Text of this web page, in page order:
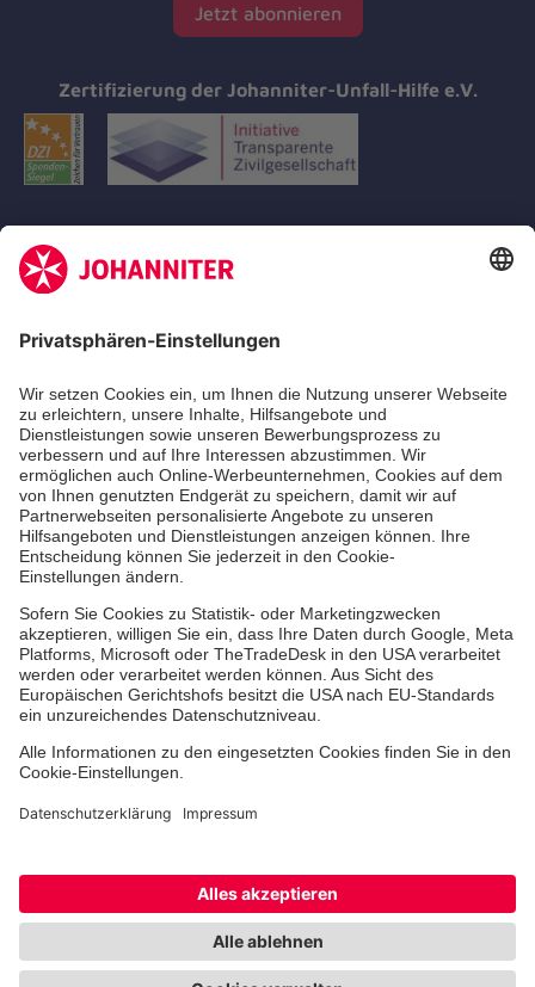
Jetzt abonnieren
Zertifizierung der Johanniter-Unfall-Hilfe e.V.
Erste-Hilfe-Kurse
Jobs
Ehrenamt
Freiwilligendienst
Johanniter-Jugend
Spendenprojekte
Kindertagesstätten
Einrichtungen
Cookie-Einstellungen Datenschutz Barrierefreiheit
Impressum Kontakt Widerruf